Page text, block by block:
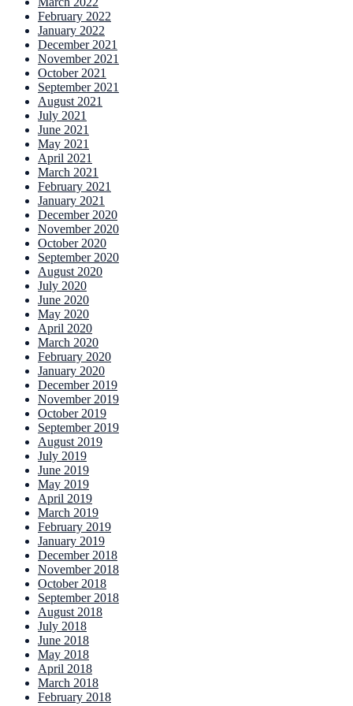
February 2022
January 2022
December 2021
November 2021
October 2021
September 2021
August 2021
July 2021
June 2021
May 2021
April 2021
March 2021
February 2021
January 2021
December 2020
November 2020
October 2020
September 2020
August 2020
July 2020
June 2020
May 2020
April 2020
March 2020
February 2020
January 2020
December 2019
November 2019
October 2019
September 2019
August 2019
July 2019
June 2019
May 2019
April 2019
March 2019
February 2019
January 2019
December 2018
November 2018
October 2018
September 2018
August 2018
July 2018
June 2018
May 2018
April 2018
March 2018
February 2018